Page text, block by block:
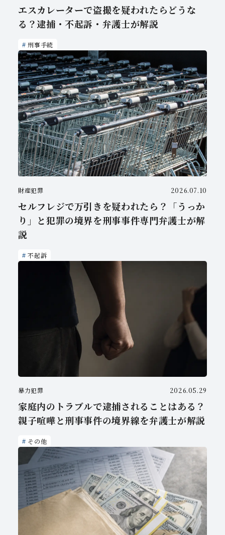
エスカレーターで盗撮を疑われたらどうな
る？逮捕・不起訴・弁護士が解説
刑事手続
財産犯罪 2026.07.10
セルフレジで万引きを疑われたら？「うっか
り」と犯罪の境界を刑事事件専門弁護士が解
説
不起訴
暴力犯罪 2026.05.29
家庭内のトラブルで逮捕されることはある？
親子喧嘩と刑事事件の境界線を弁護士が解説
その他